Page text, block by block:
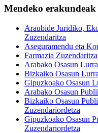
Mendeko erakundeak
Araubide Juridiko,
Zuzendaritza
Aseguramendu eta
Farmazia Zuzendaritza
Arabako Osasun
Bizkaiko Osasun
Gipuzkoako Osasun
Arabako Osasun
Bizkaiko Osasun
Zuzendariordetza
Gipuzkoako Osasun
Zuzendariordetza